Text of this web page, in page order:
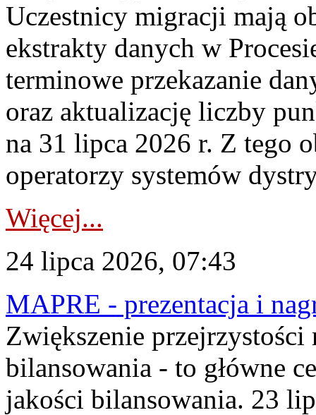
Uczestnicy migracji mają
ekstrakty danych w
terminowe przekazanie
oraz aktualizację liczby
na 31 lipca 2026 r. Z tego
operatorzy systemów
Więcej...
24 lipca 2026, 07:43
MAPRE - prezentacja i
Zwiększenie
bilansowania - to główne
jakości bilansowania. 23